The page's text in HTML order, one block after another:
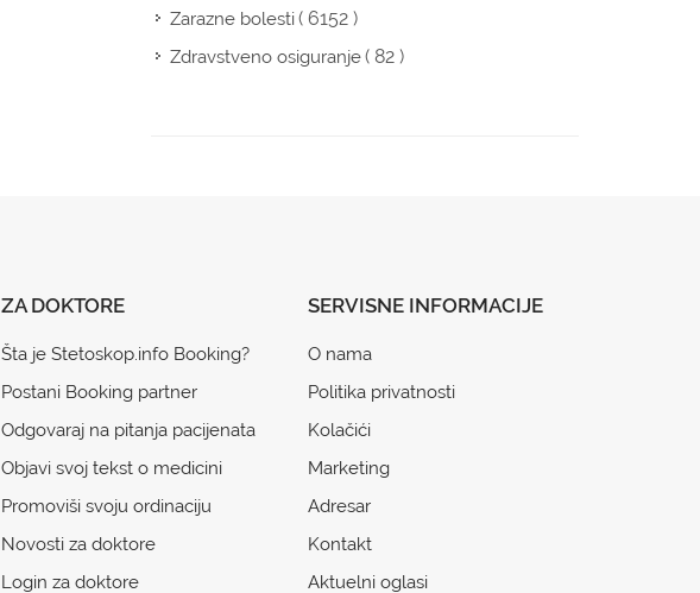
Zarazne bolesti( 6152 )
Zdravstveno osiguranje( 82 )
ZA DOKTORE
Šta je Stetoskop.info Booking?
Postani Booking partner
Odgovaraj na pitanja pacijenata
Objavi svoj tekst o medicini
Promoviši svoju ordinaciju
Novosti za doktore
Login za doktore
SERVISNE INFORMACIJE
O nama
Politika privatnosti
Kolačići
Marketing
Adresar
Kontakt
Aktuelni oglasi